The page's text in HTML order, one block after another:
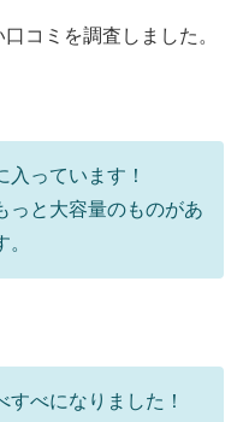
コミを調査しました。
っています！
っと大容量のものがあ
べになりました！